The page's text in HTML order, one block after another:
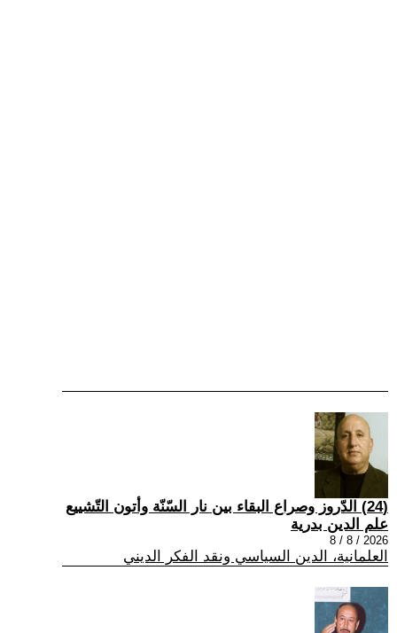
(24) الدّروز وصراع البقاء بين نار السّنّة وأتون التّشييع
علم الدين بدرية
2026 / 8 / 8
العلمانية، الدين السياسي ونقد الفكر الديني